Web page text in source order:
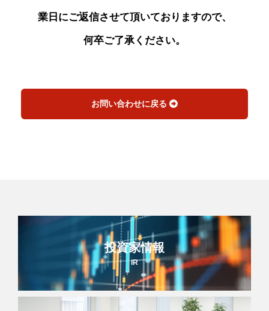
業日にご返信させて頂いておりますので、
何卒ご了承ください。
お問い合わせに戻る
投資家情報
IR